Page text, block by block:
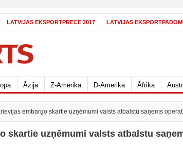
LATVIJAS EKSPORTPRECE 2017 LATVIJAS
Āzija Z-Amerika D-Amerika Āfrika
embargo skartie uzņēmumi valsts atbalstu saņems
skartie uzņēmumi valsts atbalstu